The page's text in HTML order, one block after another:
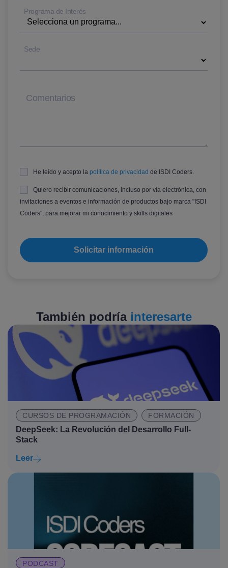
Programa de Interés
Sede
Comentarios
He leído y acepto la política de privacidad de ISDI Coders.
Quiero recibir comunicaciones, incluso por vía electrónica, con
invitaciones a eventos e información de productos bajo marca "ISDI
Coders", para mejorar mi conocimiento y skills digitales
También podría interesarte
CURSOS DE PROGRAMACIÓN FORMACIÓN
DeepSeek: La Revolución del Desarrollo Full-
Stack
Leer
PODCAST